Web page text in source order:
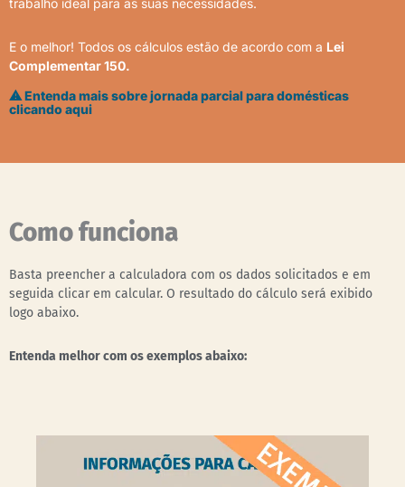
E o melhor! Todos os cálculos estão de acordo com a Lei
Complementar 150.
⚠ Entenda mais sobre jornada parcial para domésticas
clicando aqui
Como funciona
Basta preencher a calculadora com os dados solicitados e em
seguida clicar em calcular. O resultado do cálculo será exibido
logo abaixo.
Entenda melhor com os exemplos abaixo: